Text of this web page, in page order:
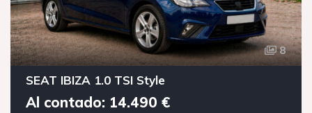
8
SEAT IBIZA 1.0 TSI Style
Al contado: 14.490 €